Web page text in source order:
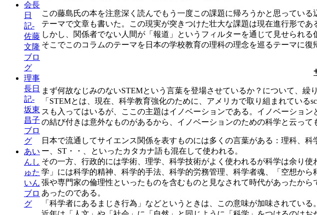
会長
日
記-
佐藤
文隆
ブロ
グ
理事
長日
記-
坂東
昌子
ブロ
グ
あい
んし
ゅた
いん
ブロ
グ
この藤島氏の本を注意深く読んでもう一度この課題に帰ろうかと思ってい
テーマで文章も書いた。この現実が突きつけた壮大な課題は現在進行形であ
しかし、関係者でない人間が「報道」というフィルターを通じて見せられ
そこでこのコラムのテーマを日本の学校教育の理科の理念を巡るテーマに復
まず何故なじみのないSTEMという言葉を登場させているか？について、繰
「STEMとは、現在、科学教育強化のために、アメリカで取り組まれている
スも入ってはいるが、ここの主題はイノベーションである。イノベーショ
の結び付きは意外なものがあるから、イノベーションのための科学と云っ
日本で流通してサイエンス関係を表すものには多くの言葉がある：理科、
ー、ST・・、といったカタカナ語も混在して使われる。
その一方、行政的には学術、理学、科学技術がよく使われるが科学は余り
学」には科学的精神、科学的手法、科学的労務管理、科学者魂、「空想か
張や専門家の倫理性といったものを含むものと見なされて時代があったか
あったのである。
「科学者にあるまじき行為」などというときは、この意味が加味されてい